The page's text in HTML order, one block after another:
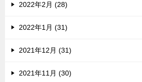
2022年2月 (28)
2022年1月 (31)
2021年12月 (31)
2021年11月 (30)